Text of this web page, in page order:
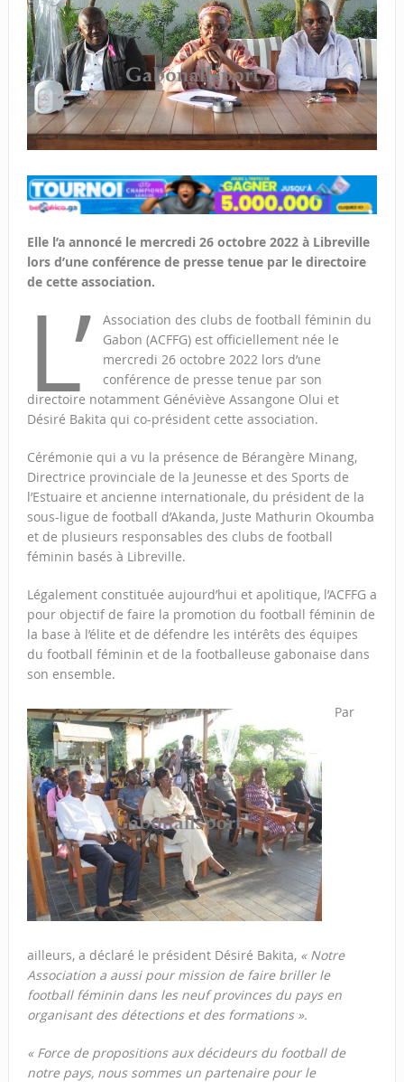
Elle l’a annoncé le mercredi 26 octobre 2022 à Libreville
lors d’une conférence de presse tenue par le directoire
de cette association.
L’
Association des clubs de football féminin du
Gabon (ACFFG) est officiellement née le
mercredi 26 octobre 2022 lors d’une
conférence de presse tenue par son
directoire notamment Généviève Assangone Olui et
Désiré Bakita qui co-président cette association.
Cérémonie qui a vu la présence de Bérangère Minang,
Directrice provinciale de la Jeunesse et des Sports de
l’Estuaire et ancienne internationale, du président de la
sous-ligue de football d’Akanda, Juste Mathurin Okoumba
et de plusieurs responsables des clubs de football
féminin basés à Libreville.
Légalement constituée aujourd’hui et apolitique, l’ACFFG a
pour objectif de faire la promotion du football féminin de
la base à l’élite et de défendre les intérêts des équipes
du football féminin et de la footballeuse gabonaise dans
son ensemble.
Par
ailleurs, a déclaré le président Désiré Bakita,« Notre
Association a aussi pour mission de faire briller le
football féminin dans les neuf provinces du pays en
organisant des détections et des formations ».
« Force de propositions aux décideurs du football de
notre pays, nous sommes un partenaire pour le